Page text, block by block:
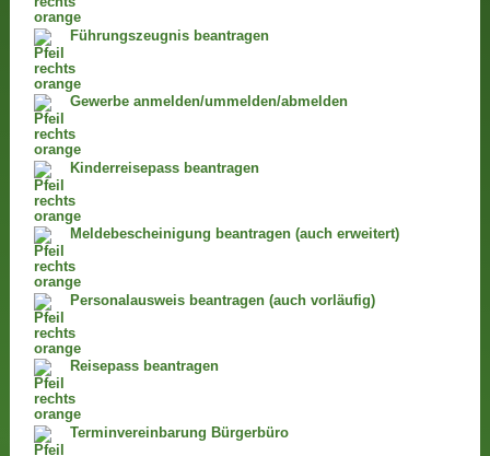
Führungszeugnis beantragen
Gewerbe anmelden/ummelden/abmelden
Kinderreisepass beantragen
Meldebescheinigung beantragen (auch erweitert)
Personalausweis beantragen (auch vorläufig)
Reisepass beantragen
Terminvereinbarung Bürgerbüro